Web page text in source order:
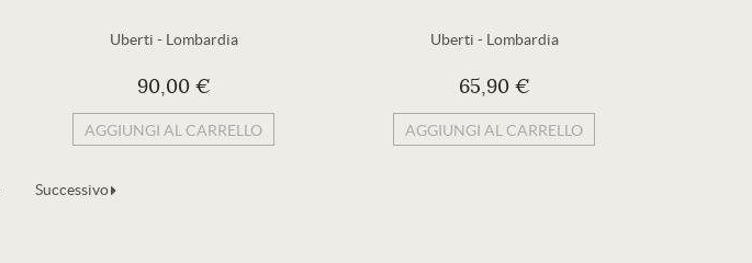
Uberti - Lombardia
90,00 €
AGGIUNGI AL CARRELLO
Uberti - Lombardia
65,90 €
AGGIUNGI AL CARRELLO
Successivo